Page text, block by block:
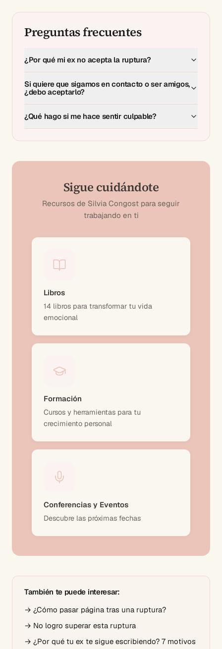
Preguntas frecuentes
¿Por qué mi ex no acepta la ruptura?
Si quiere que sigamos en contacto o ser amigos,
¿debo aceptarlo?
¿Qué hago si me hace sentir culpable?
Sigue cuidándote
Recursos de Silvia Congost para seguir
trabajando en ti
Libros
14 libros para transformar tu vida
emocional
Formación
Cursos y herramientas para tu
crecimiento personal
Conferencias y Eventos
Descubre las próximas fechas
También te puede interesar:
→ ¿Cómo pasar página tras una ruptura?
→ No logro superar esta ruptura
→ ¿Por qué tu ex te sigue escribiendo? 7 motivos